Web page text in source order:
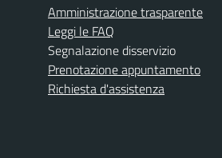
Amministrazione trasparente
Leggi le FAQ
Segnalazione disservizio
Prenotazione appuntamento
Richiesta d'assistenza